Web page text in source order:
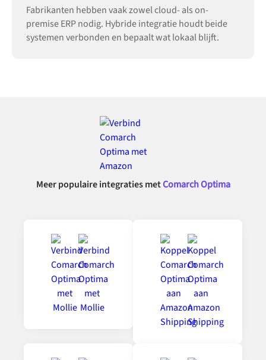
Fabrikanten hebben vaak zowel cloud- als on-
premise ERP nodig. Hybride integratie houdt beide
systemen verbonden en bepaalt wat lokaal blijft.
Meer populaire integraties metComarch Optima